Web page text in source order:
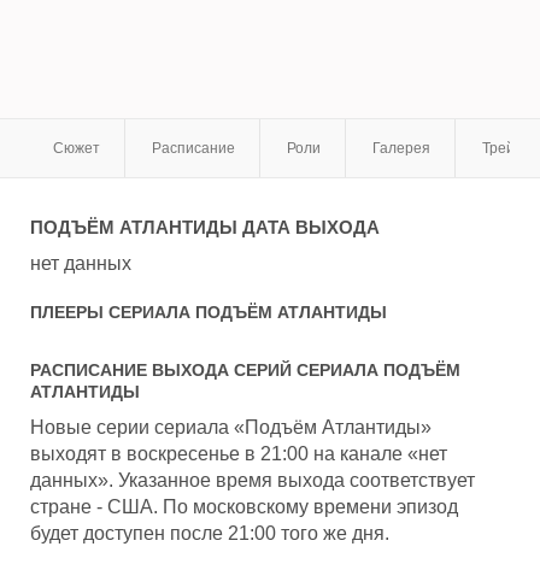
Сюжет Расписание Роли Галерея
ПОДЪЁМ АТЛАНТИДЫ ДАТА ВЫХОДА
нет данных
ПЛЕЕРЫ СЕРИАЛА ПОДЪЁМ АТЛАНТИДЫ
РАСПИСАНИЕ ВЫХОДА СЕРИЙ СЕРИАЛА ПОДЪЁМ
АТЛАНТИДЫ
Новые серии сериала «Подъём Атлантиды»
выходят в воскресенье в 21:00 на канале «нет
данных». Указанное время выхода соответствует
стране - США. По московскому времени эпизод
будет доступен после 21:00 того же дня.